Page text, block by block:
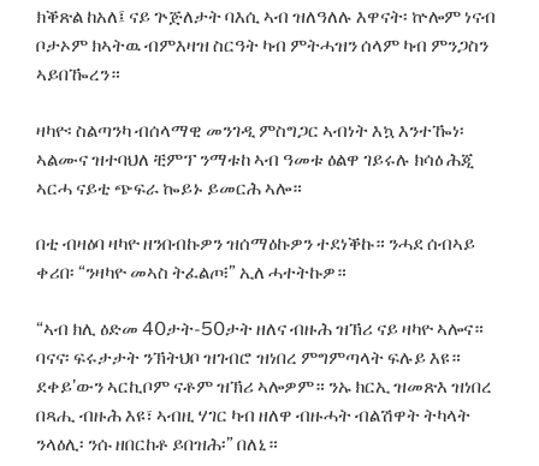
ክቕጽል ከአለ፤ ናይ ጕጅለታት ባእሲ ኣብ ዝለዓለሉ እዋናት፡ ኵሎም ነናብ
ቦታኦም ክኣትዉ ብምእዛዝ ስርዓት ካብ ምትሓዝን ሰላም ካብ ምንጋስን
ኣይበዀረን።
ዛካዮ፡ ስልጣንካ ብሰላማዊ መንገዲ ምስግጋር ኣብነት እኳ እንተዀነ፡
ኣልሙና ዝተባህለ ቺምፕ ንማቱከ ኣብ ዓመቱ ዕልዋ ገይሩሉ ክሳዕ ሕጂ
ኣርሓ ናይቲ ጭፍራ ኰይኑ ይመርሕ ኣሎ።
በቲ ብዛዕባ ዛካዮ ዘንበብኩዎን ዝሰማዕኩዎን ተደነቕኩ። ንሓደ ሰብኣይ
ቀሪበ፡ “ንዛካዮ መኣስ ትፈልጦ፧” ኢለ ሓተትኩዎ።
“ኣብ ክሊ ዕድመ 40ታት-50ታት ዘለና ብዙሕ ዝኽሪ ናይ ዛካዮ ኣሎና።
ባናና፡ ፍሩታታት ንኽትህቦ ዝገብሮ ዝነበረ ምግምጣላት ፍሉይ እዩ።
ደቀይ’ውን ኣርኪቦም ናቶም ዝኽሪ ኣሎዎም። ንኡ ክርኢ ዝመጽእ ዝነበረ
በጻሒ ብዙሕ እዩ፣ ኣብዚ ሃገር ካብ ዘለዋ ብዙሓት ብልሽዋት ትካላት
ንላዕሊ፡ ንሱ ዘበርከቶ ይበዝሕ፡” በለኒ።